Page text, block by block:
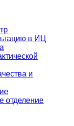
в ИЦ
и
отделение